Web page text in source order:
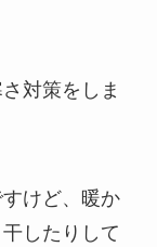
対策をしま
けど、暖か
したりして